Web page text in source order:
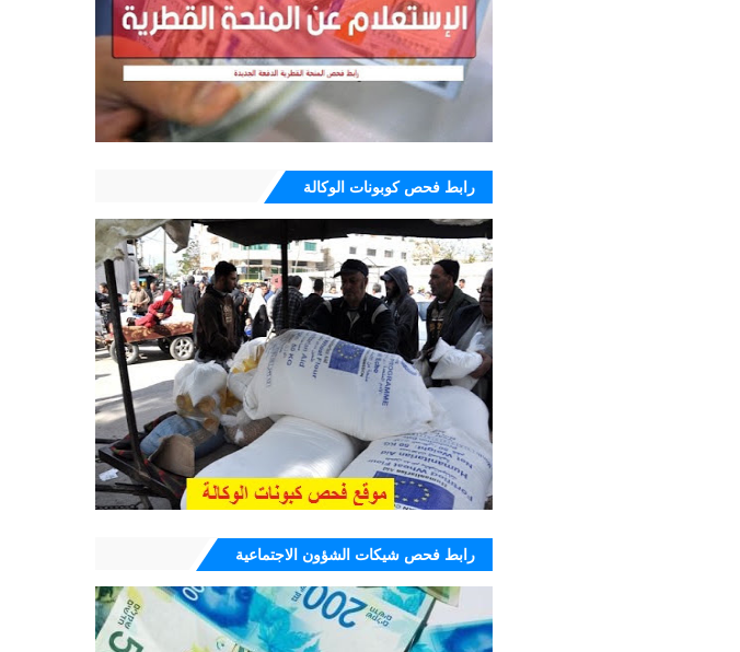
رابط فحص كوبونات الوكالة
رابط فحص شيكات الشؤون الاجتماعية